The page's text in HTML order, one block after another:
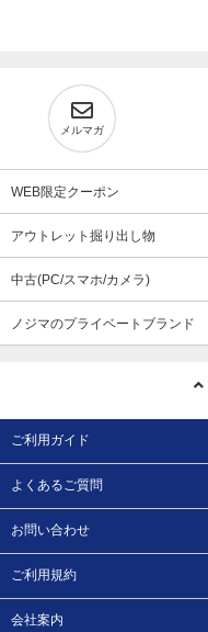
メルマガ
WEB限定クーポン
アウトレット掘り出し物
中古(PC/スマホ/カメラ)
ノジマのプライベートブランド
ご利用ガイド
よくあるご質問
お問い合わせ
ご利用規約
会社案内